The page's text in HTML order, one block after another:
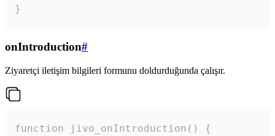
}
onIntroduction#
Ziyaretçi iletişim bilgileri formunu doldurduğunda çalışır.
function jivo_onIntroduction() {